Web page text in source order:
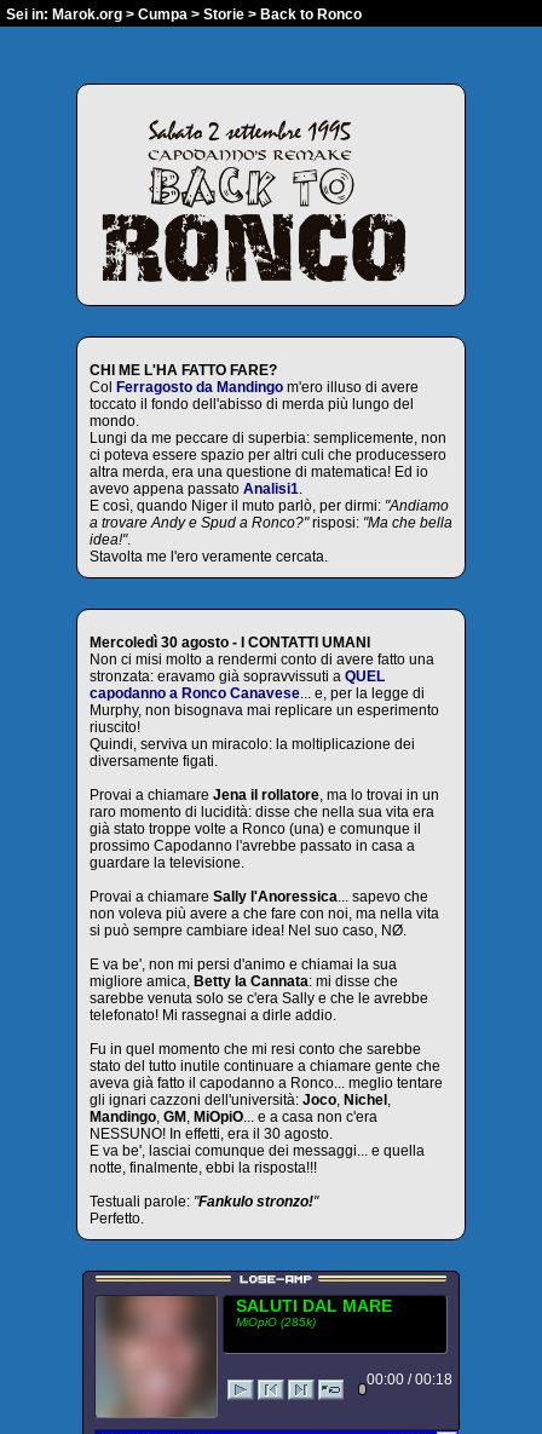
Sei in: Marok.org > Cumpa > Storie > Back to Ronco
CHI ME L'HA FATTO FARE?
Col Ferragosto da Mandingo m'ero illuso di avere
toccato il fondo dell'abisso di merda più lungo del
mondo.
Lungi da me peccare di superbia: semplicemente, non
ci poteva essere spazio per altri culi che producessero
altra merda, era una questione di matematica! Ed io
avevo appena passato Analisi1.
E così, quando Niger il muto parlò, per dirmi: "Andiamo
a trovare Andy e Spud a Ronco?"risposi: "Ma che bella
idea!".
Stavolta me l'ero veramente cercata.
Mercoledì 30 agosto - I CONTATTI UMANI
Non ci misi molto a rendermi conto di avere fatto una
stronzata: eravamo già sopravvissuti a QUEL
capodanno a Ronco Canavese... e, per la legge di
Murphy, non bisognava mai replicare un esperimento
riuscito!
Quindi, serviva un miracolo: la moltiplicazione dei
diversamente figati.
Provai a chiamare Jena il rollatore, ma lo trovai in un
raro momento di lucidità: disse che nella sua vita era
già stato troppe volte a Ronco (una) e comunque il
prossimo Capodanno l'avrebbe passato in casa a
guardare la televisione.
Provai a chiamare Sally l'Anoressica... sapevo che
non voleva più avere a che fare con noi, ma nella vita
si può sempre cambiare idea! Nel suo caso, NØ.
E va be', non mi persi d'animo e chiamai la sua
migliore amica, Betty la Cannata: mi disse che
sarebbe venuta solo se c'era Sally e che le avrebbe
telefonato! Mi rassegnai a dirle addio.
Fu in quel momento che mi resi conto che sarebbe
stato del tutto inutile continuare a chiamare gente che
aveva già fatto il capodanno a Ronco... meglio tentare
gli ignari cazzoni dell'università: Joco, Nichel,
Mandingo, GM, MiOpiO... e a casa non c'era
NESSUNO! In effetti, era il 30 agosto.
E va be', lasciai comunque dei messaggi... e quella
notte, finalmente, ebbi la risposta!!!
Testuali parole: "Fankulo stronzo!"
Perfetto.
SALUTI DAL MARE
MiOpiO (285k)
00:00 / 00:18